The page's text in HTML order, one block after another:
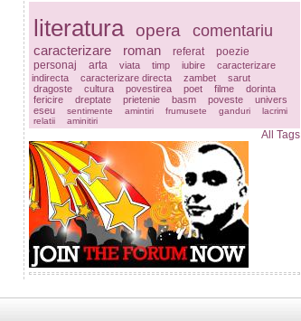
literatura opera comentariu
caracterizare roman referat
poezie
personaj
arta viata timp iubire
caracterizare
indirecta
caracterizare directa zambet
sarut
dragoste
cultura povestirea poet filme
dorinta
fericire
dreptate prietenie basm poveste
univers
eseu
sentimente amintiri frumusete ganduri
lacrimi
relatii
aminitiri
All Tags